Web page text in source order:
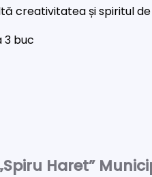
creativitatea și spiritul
Haret”